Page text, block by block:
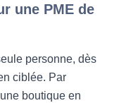
une PME de
personne, dès
ciblée. Par
boutique en